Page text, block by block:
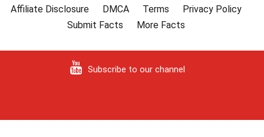
Affiliate Disclosure
DMCA Terms
Privacy Policy
Submit Facts
More Facts
Subscribe to our channel